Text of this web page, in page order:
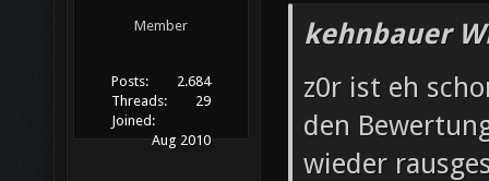
Member
Posts:
2.684
Threads:
29
Joined:
Aug 2010
kehnbauer
z0r ist eh
den
wieder